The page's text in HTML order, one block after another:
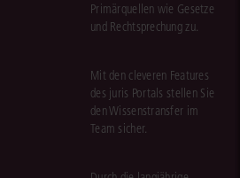
Primärquellen wie Gesetze
und Rechtsprechung zu.
Mit den cleveren Features
des juris Portals stellen Sie
den Wissenstransfer im
Team sicher.